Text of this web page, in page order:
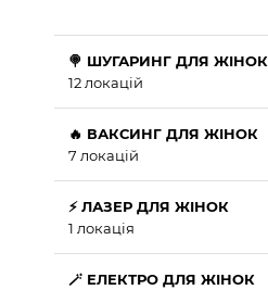
🍭 ШУГАРИНГ ДЛЯ ЖІНОК
12 локацій
🔥 ВАКСИНГ ДЛЯ ЖІНОК
7 локацій
⚡ ЛАЗЕР ДЛЯ ЖІНОК
1 локація
🪄 ЕЛЕКТРО ДЛЯ ЖІНОК